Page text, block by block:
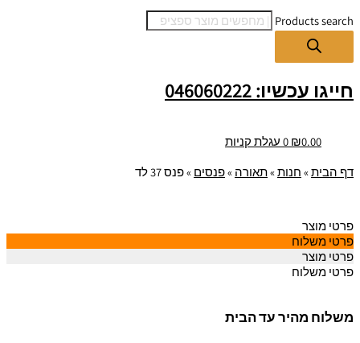
Products search
חייגו עכשיו: 046060222
₪0.00
0 עגלת קניות
דף הבית» חנות»תאורה »פנסים »פנס 37 לד
פרטי מוצר
פרטי משלוח
פרטי מוצר
פרטי משלוח
משלוח מהיר עד הבית